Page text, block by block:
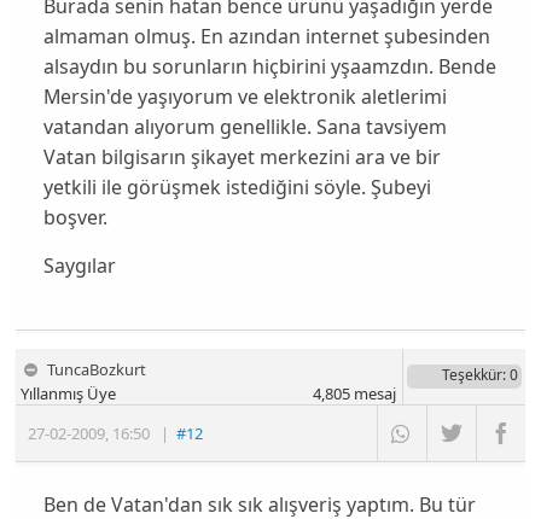
Burada senin hatan bence ürünü yaşadığın yerde
almaman olmuş. En azından internet şubesinden
alsaydın bu sorunların hiçbirini yşaamzdın. Bende
Mersin'de yaşıyorum ve elektronik aletlerimi
vatandan alıyorum genellikle. Sana tavsiyem
Vatan bilgisarın şikayet merkezini ara ve bir
yetkili ile görüşmek istediğini söyle. Şubeyi
boşver.
Saygılar
TuncaBozkurt
27-02-2009, 16:50 |#12
Yıllanmış Üye
Teşekkür: 0
4,805mesaj
Ben de Vatan'dan sık sık alışveriş yaptım. Bu tür